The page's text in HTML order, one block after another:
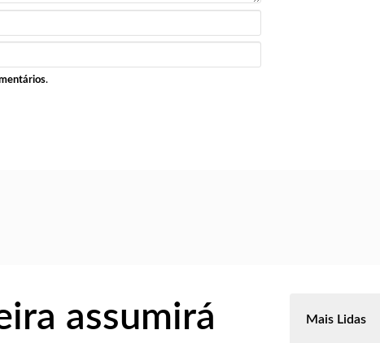
.
assumirá
Mais Lidas